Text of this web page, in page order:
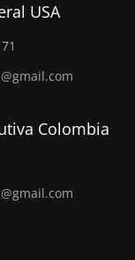
USA
Colombia